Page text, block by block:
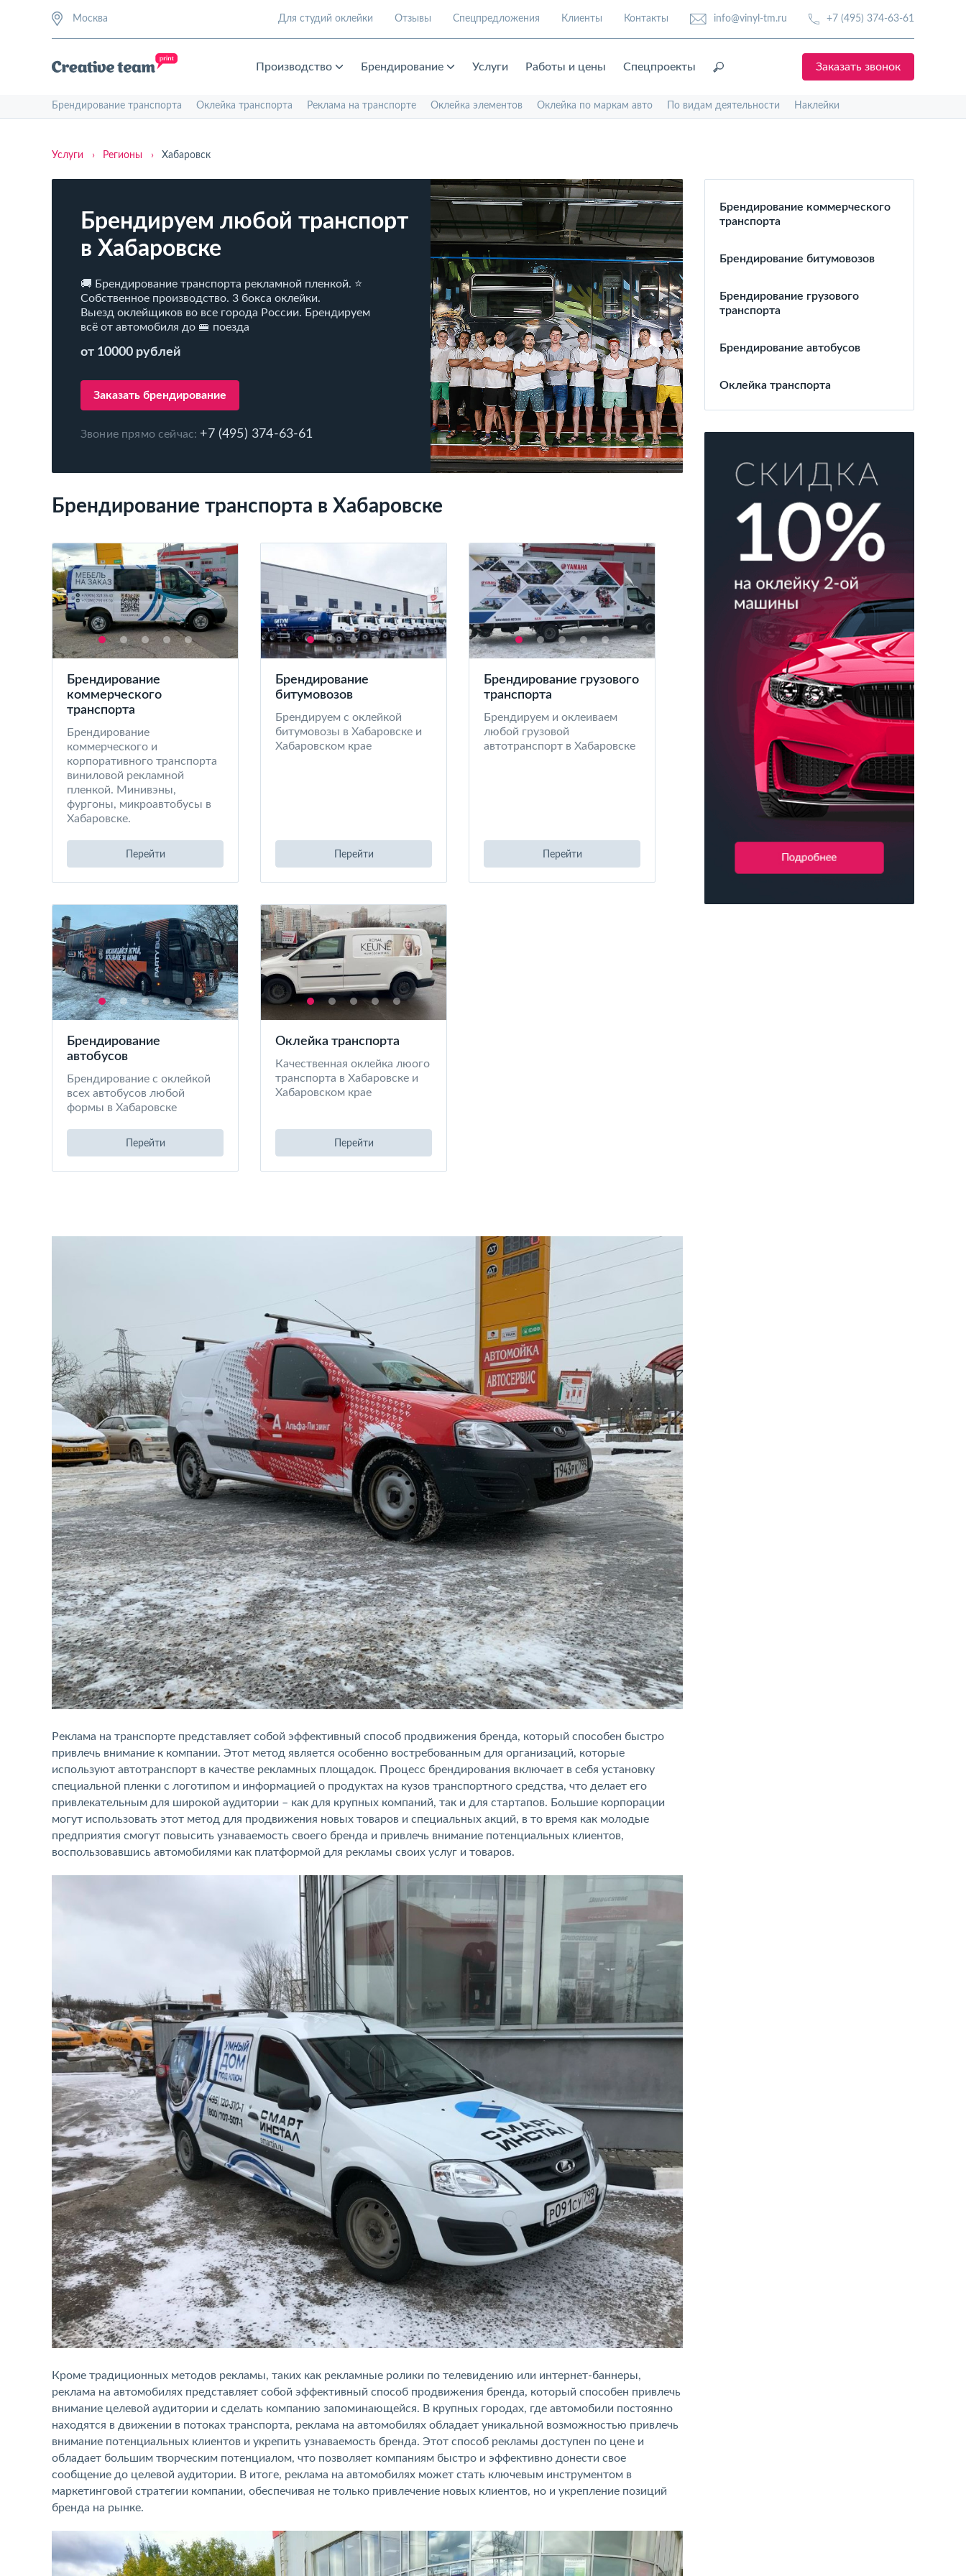
Москва Для студий оклейки Отзывы Спецпредложения Клиенты Контакты info@vinyl-tm.ru +7 (495) 374-63-61
Производство Брендирование Услуги Работы и цены Спецпроекты Заказать звонок
Брендирование транспорта Оклейка транспорта Реклама на транспорте Оклейка элементов Оклейка по маркам авто По видам деятельности Наклейки
Услуги › Регионы › Хабаровск
Брендируем любой транспорт
в Хабаровске
🚚 Брендирование транспорта рекламной пленкой. ⭐
Собственное производство. 3 бокса оклейки.
Выезд оклейщиков во все города России. Брендируем
всё от автомобиля до 🚝 поезда
от 10000 рублей
Заказать брендирование
Звоние прямо сейчас: +7 (495) 374-63-61
Брендирование транспорта в Хабаровске
Брендирование
коммерческого
транспорта
Брендирование
коммерческого и
корпоративного транспорта
виниловой рекламной
пленкой. Минивэны,
фургоны, микроавтобусы в
Хабаровске.
Перейти
Брендирование
битумовозов
Брендируем с оклейкой
битумовозы в Хабаровске и
Хабаровском крае
Перейти
Брендирование грузового
транспорта
Брендируем и оклеиваем
любой грузовой
автотранспорт в Хабаровске
Перейти
Брендирование
автобусов
Брендирование с оклейкой
всех автобусов любой
формы в Хабаровске
Перейти
Оклейка транспорта
Качественная оклейка люого
транспорта в Хабаровске и
Хабаровском крае
Перейти
Реклама на транспорте представляет собой эффективный способ продвижения бренда, который способен быстро
привлечь внимание к компании. Этот метод является особенно востребованным для организаций, которые
используют автотранспорт в качестве рекламных площадок. Процесс брендирования включает в себя установку
специальной пленки с логотипом и информацией о продуктах на кузов транспортного средства, что делает его
привлекательным для широкой аудитории – как для крупных компаний, так и для стартапов. Большие корпорации
могут использовать этот метод для продвижения новых товаров и специальных акций, в то время как молодые
предприятия смогут повысить узнаваемость своего бренда и привлечь внимание потенциальных клиентов,
воспользовавшись автомобилями как платформой для рекламы своих услуг и товаров.
Кроме традиционных методов рекламы, таких как рекламные ролики по телевидению или интернет-баннеры,
реклама на автомобилях представляет собой эффективный способ продвижения бренда, который способен привлечь
внимание целевой аудитории и сделать компанию запоминающейся. В крупных городах, где автомобили постоянно
находятся в движении в потоках транспорта, реклама на автомобилях обладает уникальной возможностью привлечь
внимание потенциальных клиентов и укрепить узнаваемость бренда. Этот способ рекламы доступен по цене и
обладает большим творческим потенциалом, что позволяет компаниям быстро и эффективно донести свое
сообщение до целевой аудитории. В итоге, реклама на автомобилях может стать ключевым инструментом в
маркетинговой стратегии компании, обеспечивая не только привлечение новых клиентов, но и укрепление позиций
бренда на рынке.
Брендирование коммерческого
транспорта
Брендирование битумовозов
Брендирование грузового
транспорта
Брендирование автобусов
Оклейка транспорта